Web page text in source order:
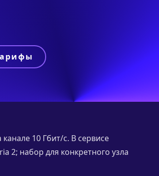
10 Гбит/с. В сервисе
2; набор для конкретного узла